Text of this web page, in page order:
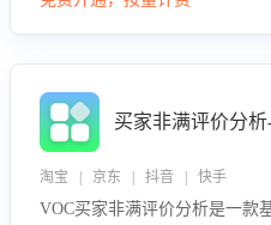
绪、归因争议根源，并客观评
买家非满评价分
淘宝 | 京东 | 抖音 | 快手
VOC买家非满评价分析是一款